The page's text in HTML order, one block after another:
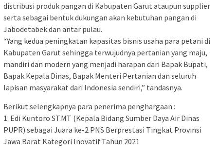
distribusi produk pangan di Kabupaten Garut ataupun supplier
serta sebagai bentuk dukungan akan kebutuhan pangan di
Jabodetabek dan antar pulau.
“Yang kedua peningkatan kapasitas bisnis usaha para petani di
Kabupaten Garut sehingga terwujudnya pertanian yang maju,
mandiri dan modern yang menjadi harapan dari Bapak Bupati,
Bapak Kepala Dinas, Bapak Menteri Pertanian dan seluruh
lapisan masyarakat dari Indonesia sendiri,” tandasnya.
Berikut selengkapnya para penerima penghargaan :
1. Edi Kuntoro ST.MT (Kepala Bidang Sumber Daya Air Dinas
PUPR) sebagai Juara ke-2 PNS Berprestasi Tingkat Provinsi
Jawa Barat Kategori Inovatif Tahun 2021